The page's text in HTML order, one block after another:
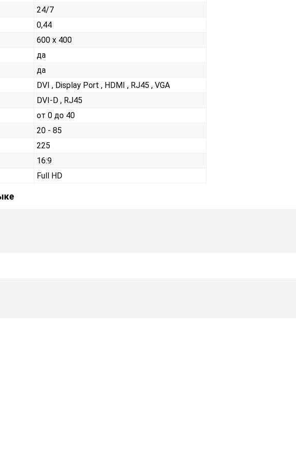
24/7
0,44
600 x 400
да
да
DVI , Display Port , HDMI , RJ45 , VGA
DVI-D , RJ45
от 0 до 40
20 - 85
225
16:9
Full HD